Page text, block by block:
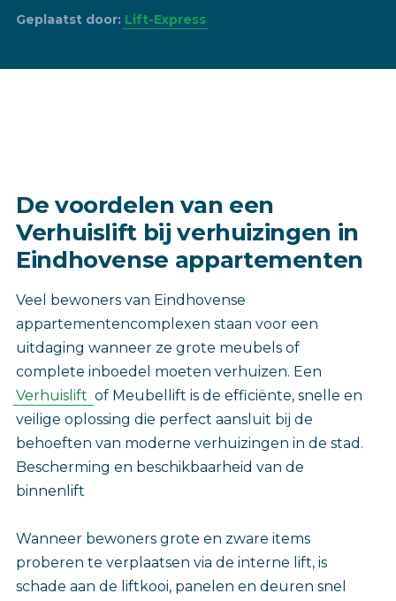
Geplaatst door: Lift-Express
De voordelen van een
Verhuislift bij verhuizingen in
Eindhovense appartementen
Veel bewoners van Eindhovense
appartementencomplexen staan voor een
uitdaging wanneer ze grote meubels of
complete inboedel moeten verhuizen. Een
Verhuislift of Meubellift is de efficiënte, snelle en
veilige oplossing die perfect aansluit bij de
behoeften van moderne verhuizingen in de stad.
Bescherming en beschikbaarheid van de
binnenlift
Wanneer bewoners grote en zware items
proberen te verplaatsen via de interne lift, is
schade aan de liftkooi, panelen en deuren snel